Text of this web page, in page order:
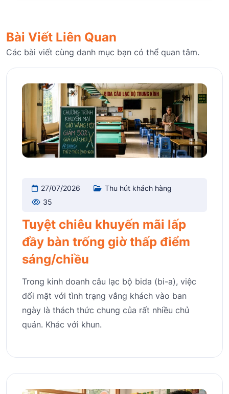
Bài Viết Liên Quan
Các bài viết cùng danh mục bạn có thể quan tâm.
27/07/2026
Thu hút khách hàng
35
Tuyệt chiêu khuyến mãi lấp
đầy bàn trống giờ thấp điểm
sáng/chiều
Trong kinh doanh câu lạc bộ bida (bi-a), việc
đối mặt với tình trạng vắng khách vào ban
ngày là thách thức chung của rất nhiều chủ
quán. Khác với khun.